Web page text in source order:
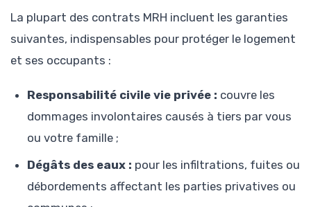
La plupart des contrats MRH incluent les garanties
suivantes, indispensables pour protéger le logement
et ses occupants :
Responsabilité civile vie privée : couvre les
dommages involontaires causés à tiers par vous
ou votre famille ;
Dégâts des eaux : pour les infiltrations, fuites ou
débordements affectant les parties privatives ou